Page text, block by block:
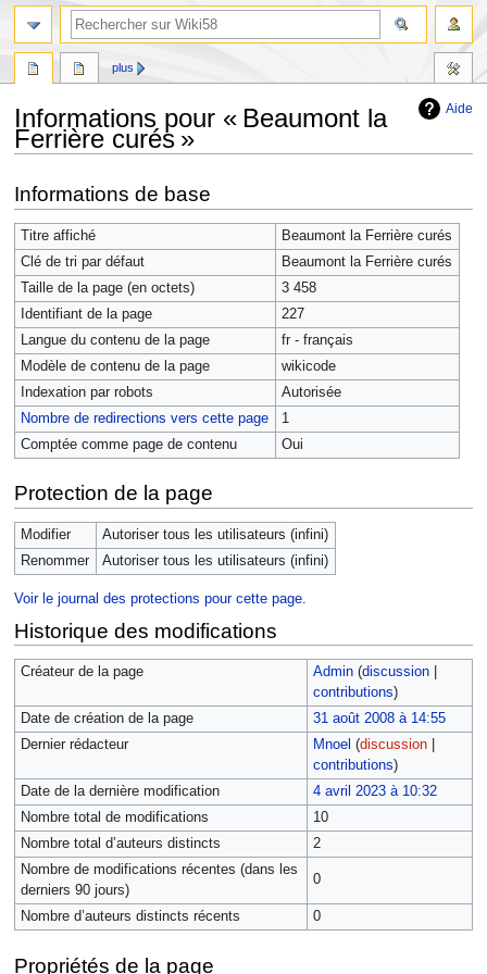
Aide
Informations pour « Beaumont la
Ferrière curés »
à
la
navigation
à
la
recherche
Informations de base
Titre affiché
Beaumont la Ferrière curés
Clé de tri par défaut
Beaumont la Ferrière curés
Taille de la page (en octets)
3 458
Identifiant de la page
227
Langue du contenu de la page
fr - français
Modèle de contenu de la page
wikicode
Indexation par robots
Autorisée
Nombre de redirections vers cette page
1
Comptée comme page de contenu
Oui
Protection de la page
Modifier
Autoriser tous les utilisateurs (infini)
Renommer
Autoriser tous les utilisateurs (infini)
Voir le journal des protections pour cette page.
Historique des modifications
Créateur de la page Admin (discussion|
contributions)
Date de création de la page
31 août 2008 à 14:55
Dernier rédacteur
Mnoel (discussion|
contributions)
Date de la dernière modification
4 avril 2023 à 10:32
Nombre total de modifications
10
Nombre total d’auteurs distincts
2
Nombre de modifications récentes (dans les
derniers 90 jours)
0
Nombre d’auteurs distincts récents 0
Propriétés de la page
plus